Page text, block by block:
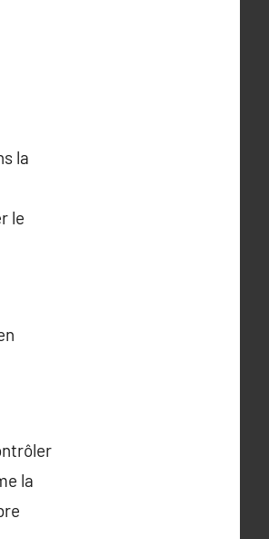
la
le
la